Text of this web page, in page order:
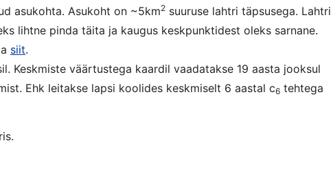
asukohta. Asukoht on ~5km2 suuruse lahtri täpsusega. Lahtri
lihtne pinda täita ja kaugus keskpunktidest oleks sarnane.
siit.
Keskmiste väärtustega kaardil vaadatakse 19 aasta jooksul
Ehk leitakse lapsi koolides keskmiselt 6 aastal c6 tehtega